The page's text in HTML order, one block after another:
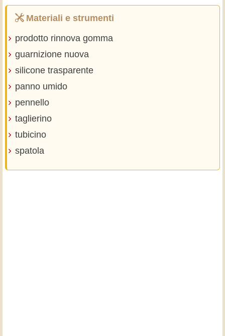
Materiali e strumenti
prodotto rinnova gomma
guarnizione nuova
silicone trasparente
panno umido
pennello
taglierino
tubicino
spatola